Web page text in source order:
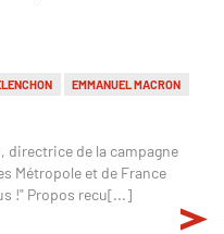
EMMANUEL MACRON
directrice de la campagne
Métropole et de France
!" Propos recu[...]